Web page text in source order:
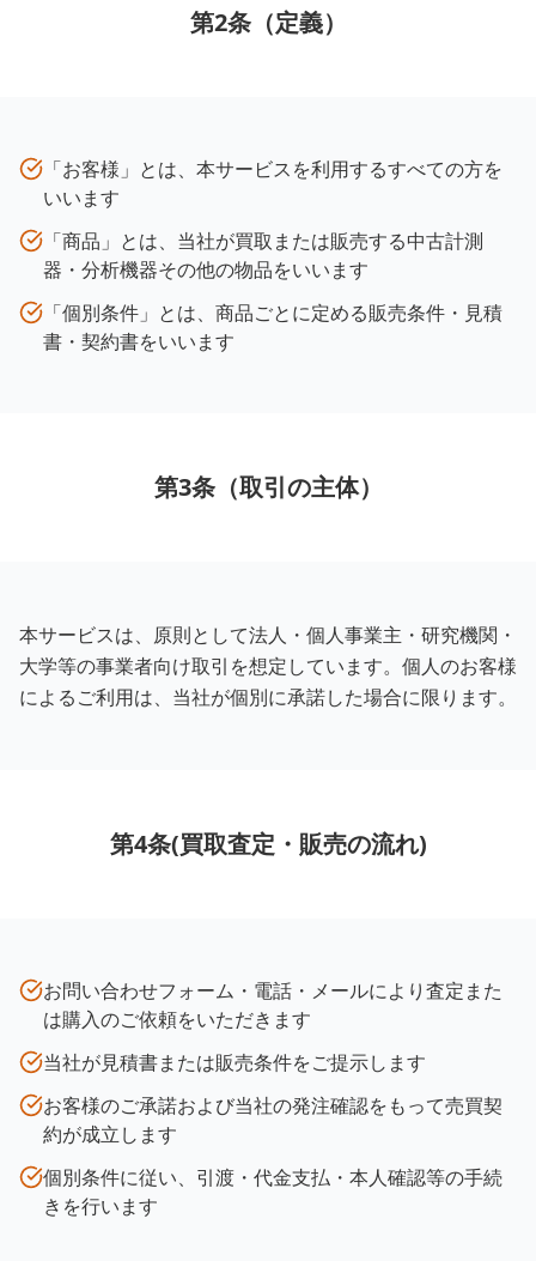
第2条（定義）
「お客様」とは、本サービスを利用するすべての方を
いいます
「商品」とは、当社が買取または販売する中古計測
器・分析機器その他の物品をいいます
「個別条件」とは、商品ごとに定める販売条件・見積
書・契約書をいいます
第3条（取引の主体）
本サービスは、原則として法人・個人事業主・研究機関・
大学等の事業者向け取引を想定しています。個人のお客様
によるご利用は、当社が個別に承諾した場合に限ります。
第4条(買取査定・販売の流れ)
お問い合わせフォーム・電話・メールにより査定また
は購入のご依頼をいただきます
当社が見積書または販売条件をご提示します
お客様のご承諾および当社の発注確認をもって売買契
約が成立します
個別条件に従い、引渡・代金支払・本人確認等の手続
きを行います